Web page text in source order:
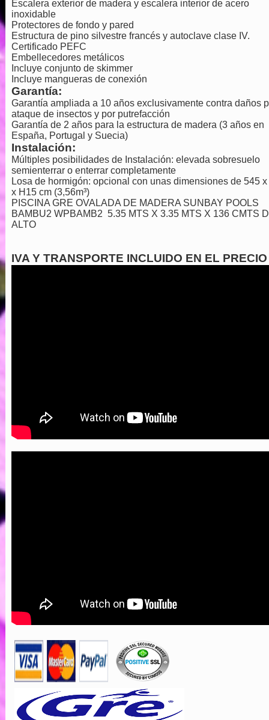
Escalera exterior de madera y escalera interior de acero
inoxidable
Protectores de fondo y pared
Estructura de pino silvestre francés y autoclave clase IV.
Certificado PEFC
Embellecedores metálicos
Incluye conjunto de skimmer
Incluye mangueras de conexión
Garantía:
Garantía ampliada a 10 años exclusivamente contra daños
ataque de insectos y por putrefacción
Garantía de 2 años para la estructura de madera (3 años en
España, Portugal y Suecia)
Instalación:
Múltiples posibilidades de Instalación: elevada sobresuelo
semienterrar o enterrar completamente
Losa de hormigón: opcional con unas dimensiones de 545 x
x H15 cm (3,56m³)
PISCINA GRE OVALADA DE MADERA SUNBAY POOLS
BAMBU2 WPBAMB2 5.35 MTS X 3.35 MTS X 136 CMTS
ALTO
IVA Y TRANSPORTE INCLUIDO EN EL PRECIO